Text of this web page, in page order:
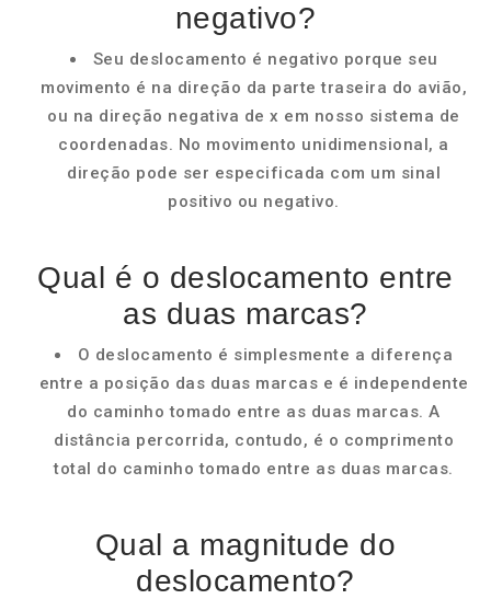
negativo?
Seu deslocamento é negativo porque seu
movimento é na direção da parte traseira do avião,
ou na direção negativa de x em nosso sistema de
coordenadas. No movimento unidimensional, a
direção pode ser especificada com um sinal
positivo ou negativo.
Qual é o deslocamento entre
as duas marcas?
O deslocamento é simplesmente a diferença
entre a posição das duas marcas e é independente
do caminho tomado entre as duas marcas. A
distância percorrida, contudo, é o comprimento
total do caminho tomado entre as duas marcas.
Qual a magnitude do
deslocamento?